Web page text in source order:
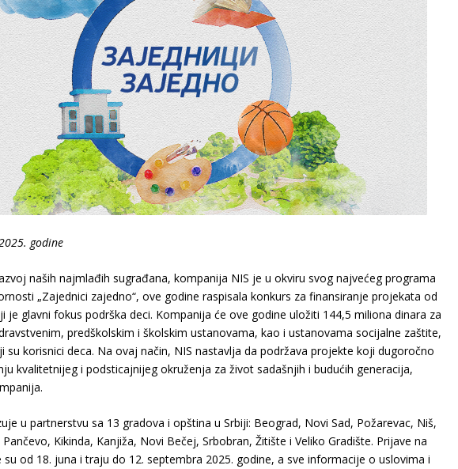
godine
naših najmlađih sugrađana, kompanija NIS je u okviru svog najvećeg programa
„Zajednici zajedno“, ove godine raspisala konkurs za finansiranje projekata od
je glavni fokus podrška deci. Kompanija će ove godine uložiti 144,5 miliona dinara za
predškolskim i školskim ustanovama, kao i ustanovama socijalne zaštite,
su korisnici deca. Na ovaj način, NIS nastavlja da podržava projekte koji dugoročno
kvalitetnijeg i podsticajnijeg okruženja za život sadašnjih i budućih generacija,
u partnerstvu sa 13 gradova i opština u Srbiji: Beograd, Novi Sad, Požarevac, Niš,
Kikinda, Kanjiža, Novi Bečej, Srbobran, Žitište i Veliko Gradište. Prijave na
od 18. juna i traju do 12. septembra 2025. godine, a sve informacije o uslovima i